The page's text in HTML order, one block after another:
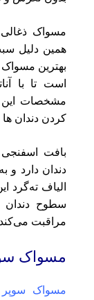
مسواک
همین دلیل
بهترین
است تا با
مشخصات این
کردن دندان
بافت
دندان دارد و
الیاف ته‌گرد
سطوح دندان
مراقبت
مسواک
مسواک سوپر